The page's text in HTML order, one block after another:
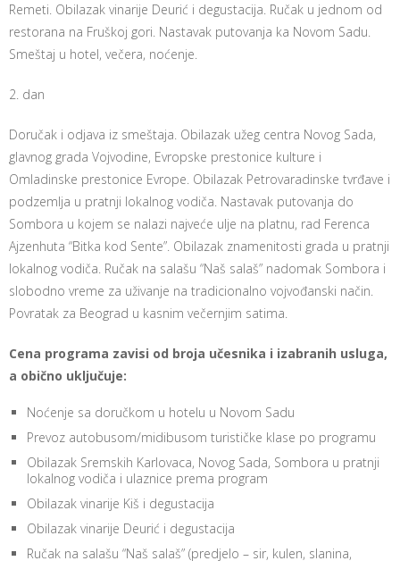
Remeti. Obilazak vinarije Deurić i degustacija. Ručak u jednom od
restorana na Fruškoj gori. Nastavak putovanja ka Novom Sadu.
Smeštaj u hotel, večera, noćenje.
2. dan
Doručak i odjava iz smeštaja. Obilazak užeg centra Novog Sada,
glavnog grada Vojvodine, Evropske prestonice kulture i
Omladinske prestonice Evrope. Obilazak Petrovaradinske tvrđave i
podzemlja u pratnji lokalnog vodiča. Nastavak putovanja do
Sombora u kojem se nalazi najveće ulje na platnu, rad Ferenca
Ajzenhuta “Bitka kod Sente”. Obilazak znamenitosti grada u pratnji
lokalnog vodiča. Ručak na salašu “Naš salaš” nadomak Sombora i
slobodno vreme za uživanje na tradicionalno vojvođanski način.
Povratak za Beograd u kasnim večernjim satima.
Cena programa zavisi od broja učesnika i izabranih usluga,
a obično uključuje:
Noćenje sa doručkom u hotelu u Novom Sadu
Prevoz autobusom/midibusom turističke klase po programu
Obilazak Sremskih Karlovaca, Novog Sada, Sombora u pratnji
lokalnog vodiča i ulaznice prema program
Obilazak vinarije Kiš i degustacija
Obilazak vinarije Deurić i degustacija
Ručak na salašu “Naš salaš” (predjelo – sir, kulen, slanina,